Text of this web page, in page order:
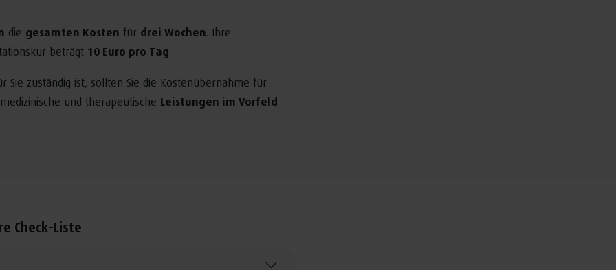
die gesamten Kosten für drei Wochen . Ihre
beträgt 10 Euro pro Tag
Sie zuständig ist, sollten Sie die Kostenübernahme für
und therapeutische Leistungen im Vorfeld
Check-Liste